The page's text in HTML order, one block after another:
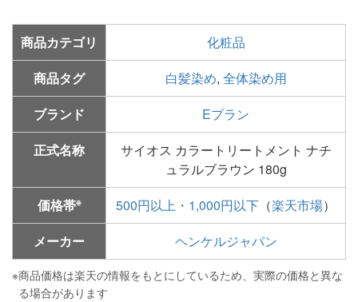
商品カテゴリ
化粧品
商品タグ
白髪染め, 全体染め用
ブランド
Eプラン
正式名称
サイオス カラートリートメント ナチ
ュラルブラウン 180g
価格帯※ 500円以上・1,000円以下 （楽天市場）
メーカー
ヘンケルジャパン
※商品価格は楽天の情報をもとにしているため、実際の価格と異な
る場合があります